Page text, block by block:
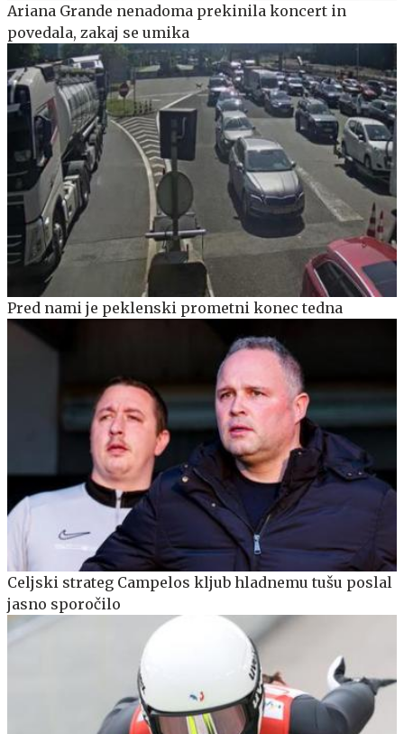
Ariana Grande nenadoma prekinila koncert in
povedala, zakaj se umika
Pred nami je peklenski prometni konec tedna
Celjski strateg Campelos kljub hladnemu tušu poslal
jasno sporočilo